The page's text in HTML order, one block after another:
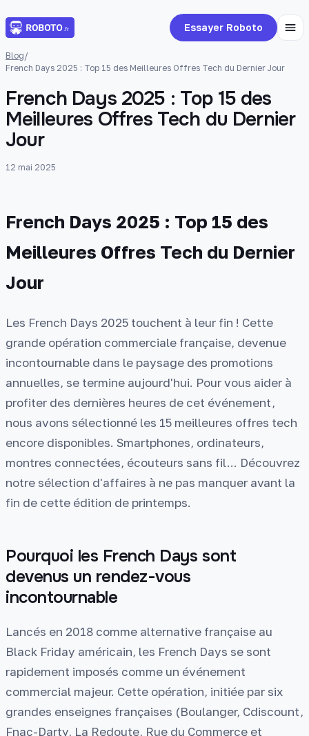
Essayer Roboto
Blog/
French Days 2025 : Top 15 des Meilleures Offres Tech du Dernier Jour
French Days 2025 : Top 15 des
Meilleures Offres Tech du Dernier
Jour
12 mai 2025
French Days 2025 : Top 15 des
Meilleures Offres Tech du Dernier
Jour
Les French Days 2025 touchent à leur fin ! Cette
grande opération commerciale française, devenue
incontournable dans le paysage des promotions
annuelles, se termine aujourd'hui. Pour vous aider à
profiter des dernières heures de cet événement,
nous avons sélectionné les 15 meilleures offres tech
encore disponibles. Smartphones, ordinateurs,
montres connectées, écouteurs sans fil... Découvrez
notre sélection d'affaires à ne pas manquer avant la
fin de cette édition de printemps.
Pourquoi les French Days sont
devenus un rendez-vous
incontournable
Lancés en 2018 comme alternative française au
Black Friday américain, les French Days se sont
rapidement imposés comme un événement
commercial majeur. Cette opération, initiée par six
grandes enseignes françaises (Boulanger, Cdiscount,
Fnac-Darty, La Redoute, Rue du Commerce et